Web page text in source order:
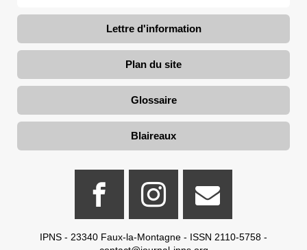
Lettre d'information
Plan du site
Glossaire
Blaireaux
IPNS - 23340 Faux-la-Montagne - ISSN 2110-5758 -